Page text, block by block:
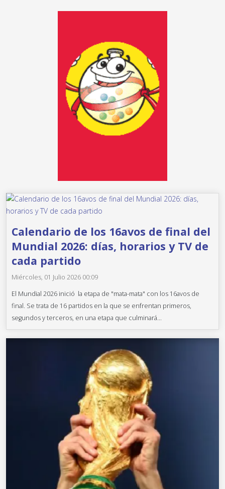
Calendario de los 16avos de final del
Mundial 2026: días, horarios y TV de
cada partido
Miércoles, 01 Julio 2026 00:09
El Mundial 2026 inició la etapa de "mata-mata" con los 16avos de
final. Se trata de 16 partidos en la que se enfrentan primeros,
segundos y terceros, en una etapa que culminará...